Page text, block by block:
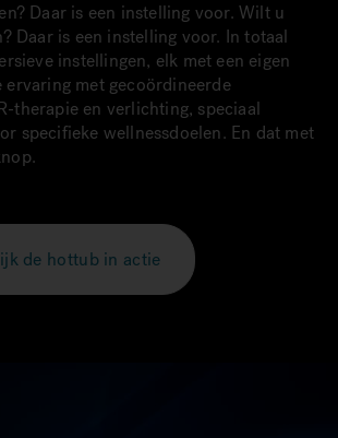
Daar is een instelling voor. Wilt u
Daar is een instelling voor. In totaal
instellingen, elk met een eigen
ervaring met gecoördineerde
therapie en verlichting, speciaal
specifieke wellnessdoelen. En dat met
de hottub in actie